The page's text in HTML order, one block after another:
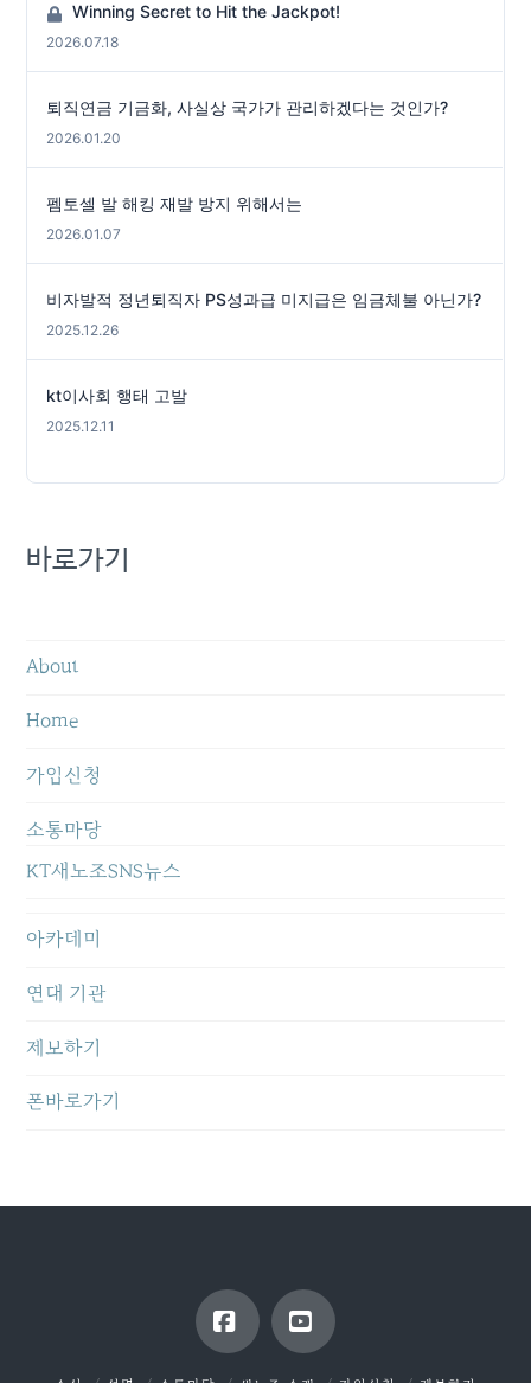
Winning Secret to Hit the Jackpot!
2026.07.18
퇴직연금 기금화, 사실상 국가가 관리하겠다는 것인가?
2026.01.20
펨토셀 발 해킹 재발 방지 위해서는
2026.01.07
비자발적 정년퇴직자 PS성과급 미지급은 임금체불 아닌가?
2025.12.26
kt이사회 행태 고발
2025.12.11
바로가기
About
Home
가입신청
소통마당
KT새노조SNS뉴스
아카데미
연대 기관
제보하기
폰바로가기